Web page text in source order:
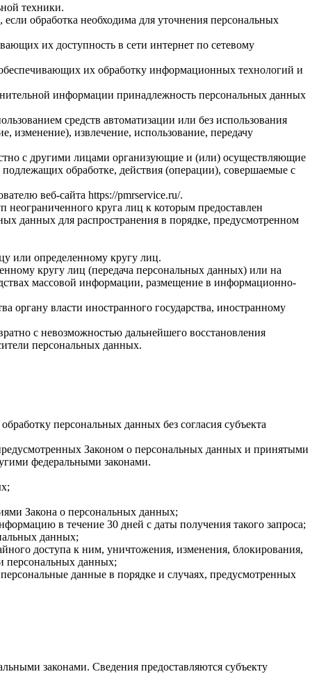
техники.
обработка необходима для уточнения персональных
их доступность в сети интернет по сетевому
их обработку информационных технологий и
информации принадлежность персональных данных
средств автоматизации или без использования
изменение), извлечение, использование, передачу
с другими лицами организующие и (или) осуществляющие
обработке, действия (операции), совершаемые с
веб-сайта https://pmrservice.ru/.
круга лиц к которым предоставлен
данных для распространения в порядке, предусмотренном
или определенному кругу лиц.
кругу лиц (передача персональных данных) или на
массовой информации, размещение в информационно-
органу власти иностранного государства, иностранному
с невозможностью дальнейшего восстановления
персональных данных.
персональных данных без согласия субъекта
Законом о персональных данных и принятыми
федеральными законами.
Закона о персональных данных;
в течение 30 дней с даты получения такого запроса;
данных;
доступа к ним, уничтожения, изменения, блокирования,
персональных данных;
данные в порядке и случаях, предусмотренных
законами. Сведения предоставляются субъекту